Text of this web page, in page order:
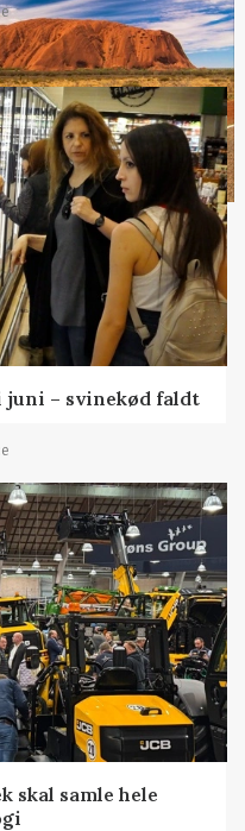
juni – svinekød faldt
skal samle hele